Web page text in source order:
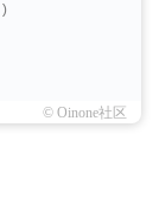
)
© Oinone社区